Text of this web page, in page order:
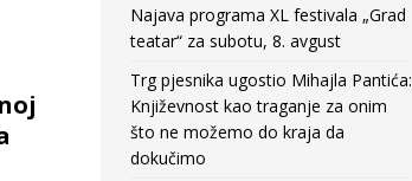
Najava programa XL festivala „Grad
teatar“ za subotu, 8. avgust
Trg pjesnika ugostio Mihajla Pantića:
Književnost kao traganje za onim
što ne možemo do kraja da
dokučimo